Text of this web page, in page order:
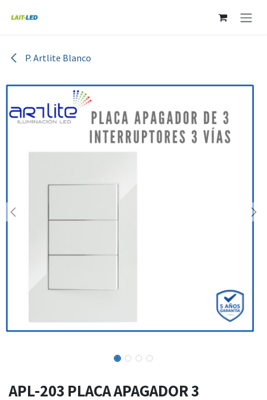
P. Artlite Blanco
APL-203 PLACA APAGADOR 3